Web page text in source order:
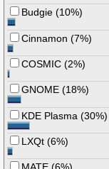
Budgie (10%)
Cinnamon (7%)
COSMIC (2%)
GNOME (18%)
KDE Plasma (30%)
LXQt (6%)